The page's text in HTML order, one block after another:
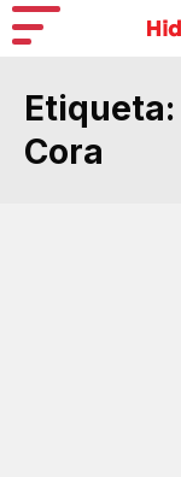
Etiqueta:
Cora